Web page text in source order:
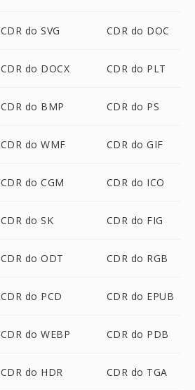
CDR do SVG CDR do DOC
CDR do DOCX CDR do PLT
CDR do BMP CDR do PS
CDR do WMF CDR do GIF
CDR do CGM CDR do ICO
CDR do SK CDR do FIG
CDR do ODT CDR do RGB
CDR do PCD CDR do EPUB
CDR do WEBP CDR do PDB
CDR do HDR CDR do TGA